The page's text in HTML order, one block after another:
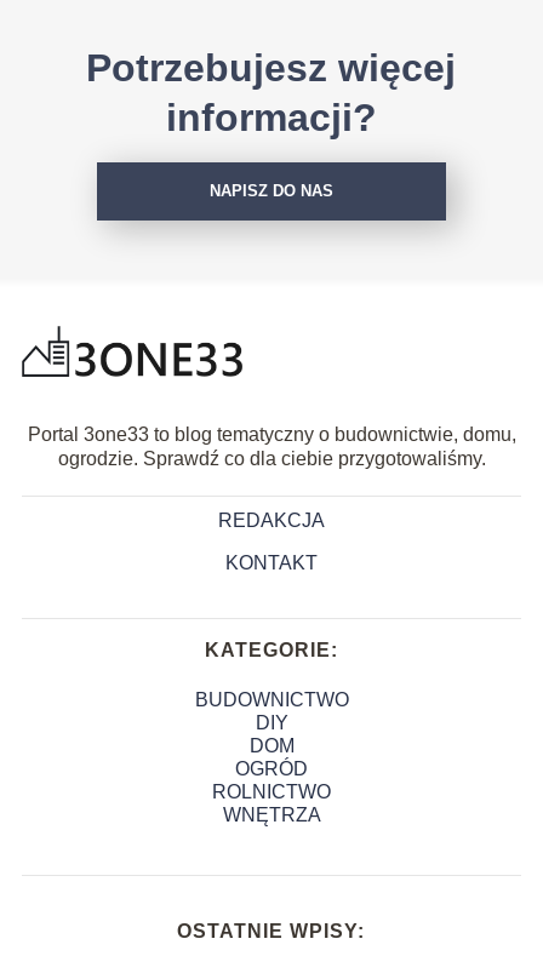
Potrzebujesz więcej
informacji?
NAPISZ DO NAS
Portal 3one33 to blog tematyczny o budownictwie, domu,
ogrodzie. Sprawdź co dla ciebie przygotowaliśmy.
REDAKCJA
KONTAKT
KATEGORIE:
BUDOWNICTWO
DIY
DOM
OGRÓD
ROLNICTWO
WNĘTRZA
OSTATNIE WPISY: